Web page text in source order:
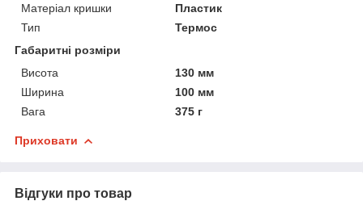
Матеріал кришки
Пластик
Тип
Термос
Габаритні розміри
Висота
130 мм
Ширина
100 мм
Вага
375 г
Приховати
Відгуки про товар